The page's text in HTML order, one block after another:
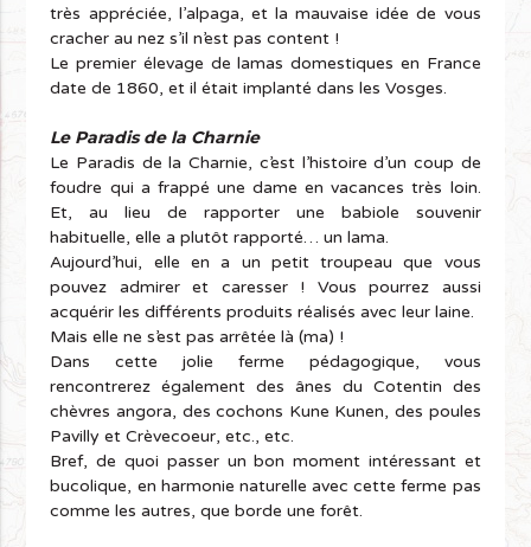
très appréciée, l’alpaga, et la mauvaise idée de vous
cracher au nez s’il n’est pas content !
Le premier élevage de lamas domestiques en France
date de 1860, et il était implanté dans les Vosges.
Le Paradis de la Charnie
Le Paradis de la Charnie, c’est l’histoire d’un coup de
foudre qui a frappé une dame en vacances très loin.
Et, au lieu de rapporter une babiole souvenir
habituelle, elle a plutôt rapporté… un lama.
Aujourd’hui, elle en a un petit troupeau que vous
pouvez admirer et caresser ! Vous pourrez aussi
acquérir les différents produits réalisés avec leur laine.
Mais elle ne s’est pas arrêtée là (ma) !
Dans cette jolie ferme pédagogique, vous
rencontrerez également des ânes du Cotentin des
chèvres angora, des cochons Kune Kunen, des poules
Pavilly et Crèvecoeur, etc., etc.
Bref, de quoi passer un bon moment intéressant et
bucolique, en harmonie naturelle avec cette ferme pas
comme les autres, que borde une forêt.